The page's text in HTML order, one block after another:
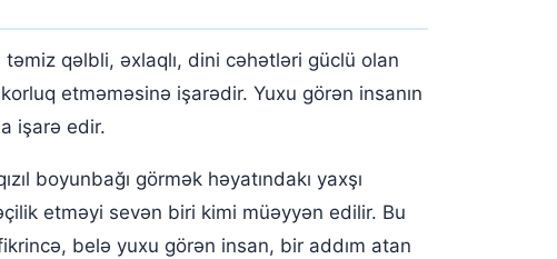
qəlbli, əxlaqlı, dini cəhətləri güclü olan
etməməsinə işarədir. Yuxu görən insanın
işarə edir.
boyunbağı görmək həyatındakı yaxşı
etməyi sevən biri kimi müəyyən edilir. Bu
belə yuxu görən insan, bir addım atan